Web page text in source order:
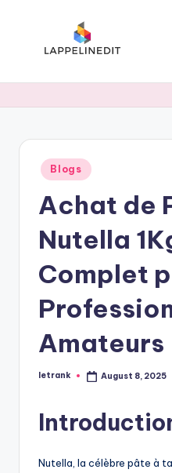
Posted
in
Blogs
Achat de
Nutella
Complet
Amateurs
Posted
letrank August 8, 2025
Nutella, la célèbre pâte à